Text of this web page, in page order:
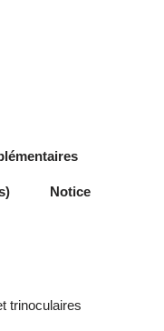
Notice
trinoculaires